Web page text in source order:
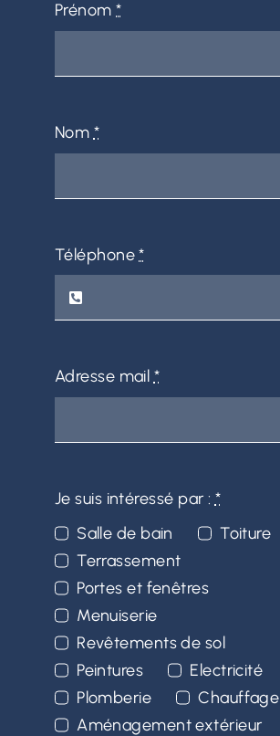
Prénom*
Nom *
Téléphone*
Adresse mail *
Je suis intéressé par : *
Salle de bain
Toiture
Terrassement
Portes et fenêtres
Menuiserie
Revêtements de sol
Peintures
Electricité
Plomberie
Chauffage
Aménagement extérieur